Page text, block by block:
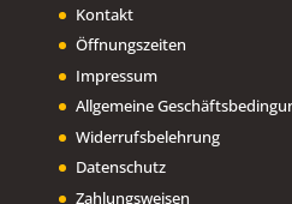
Kontakt
Öffnungszeiten
Impressum
Allgemeine
Widerrufsbelehrung
Datenschutz
Zahlungsweisen